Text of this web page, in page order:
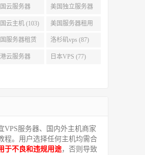
云服务器 美国独立服务器
(118)
云主机 (103) 美国服务器租用
(99)
服务器租赁 洛杉矶vps (87)
云服务器 日本VPS (77)
VPS服务器、国内外主机商家
程。用户选择任何主机均需合
于不良和违规用途，否则导致